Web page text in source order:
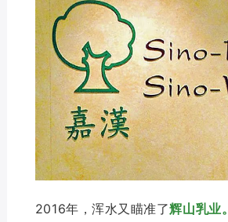
2016年，浑水又瞄准了辉山乳业。